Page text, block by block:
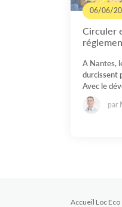
06/06/
Circuler
A Nantes,
durcissent
Avec le
par
Accueil Loc Eco